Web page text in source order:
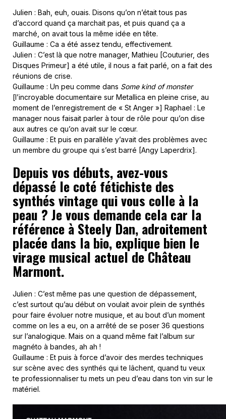
Julien : Bah, euh, ouais. Disons qu’on n’était tous pas
d’accord quand ça marchait pas, et puis quand ça a
marché, on avait tous la même idée en tête.
Guillaume : Ca a été assez tendu, effectivement.
Julien : C’est là que notre manager, Mathieu [Couturier, des
Disques Primeur] a été utile, il nous a fait parlé, on a fait des
réunions de crise.
Guillaume : Un peu comme dans Some kind of monster
[l’incroyable documentaire sur Metallica en pleine crise, au
moment de l’enregistrement de « St Anger »] Raphael : Le
manager nous faisait parler à tour de rôle pour qu’on dise
aux autres ce qu’on avait sur le cœur.
Guillaume : Et puis en parallèle y’avait des problèmes avec
un membre du groupe qui s’est barré [Angy Laperdrix].
Depuis vos débuts, avez-vous
dépassé le coté fétichiste des
synthés vintage qui vous colle à la
peau ? Je vous demande cela car la
référence à Steely Dan, adroitement
placée dans la bio, explique bien le
virage musical actuel de Château
Marmont.
Julien : C’est même pas une question de dépassement,
c’est surtout qu’au début on voulait avoir plein de synthés
pour faire évoluer notre musique, et au bout d’un moment
comme on les a eu, on a arrêté de se poser 36 questions
sur l’analogique. Mais on a quand même fait l’album sur
magnéto à bandes, ah ah !
Guillaume : Et puis à force d’avoir des merdes techniques
sur scène avec des synthés qui te lâchent, quand tu veux
te professionnaliser tu mets un peu d’eau dans ton vin sur le
matériel.